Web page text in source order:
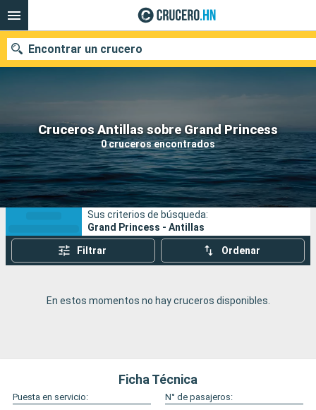
Cruceros Antillas sobre Grand Princess
0 cruceros encontrados
Encontrar un crucero
Nuestros destinos
Fecha de salida
Puertos Compañías
Buscar
Sus criterios de búsqueda:
Grand Princess - Antillas
Filtrar Ordenar
En estos momentos no hay cruceros disponibles.
Ficha Técnica
Puesta en servicio:
N° de pasajeros: